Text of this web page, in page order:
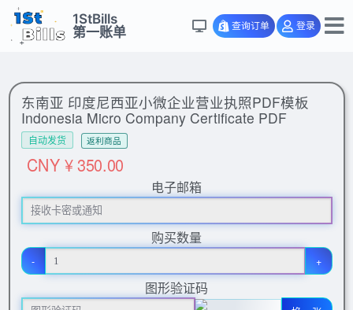
1StBills
第一账单
查询订单 登录
东南亚 印度尼西亚小微企业营业执照PDF模板
Indonesia Micro Company Certificate PDF
自动发货 返利商品
CNY ¥ 350.00
电子邮箱
购买数量
- +
图形验证码